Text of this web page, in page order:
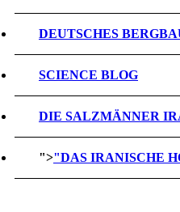
DEUTSCHES
SCIENCE BLOG
DIE SALZMÄNNER
">"DAS IRANISCHE